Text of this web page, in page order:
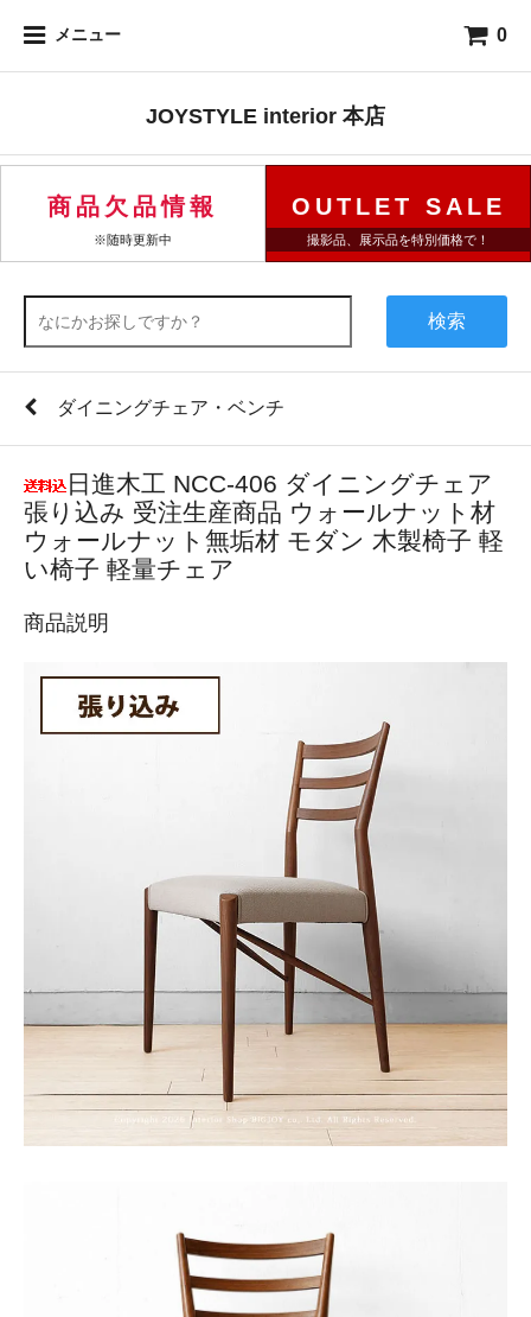
メニュー 0
JOYSTYLE interior 本店
商品欠品情報
※随時更新中
OUTLET SALE
撮影品、展示品を特別価格で！
検索
ダイニングチェア・ベンチ
日進木工 NCC-406 ダイニングチェア
張り込み 受注生産商品 ウォールナット材
ウォールナット無垢材 モダン 木製椅子 軽
い椅子 軽量チェア
商品説明